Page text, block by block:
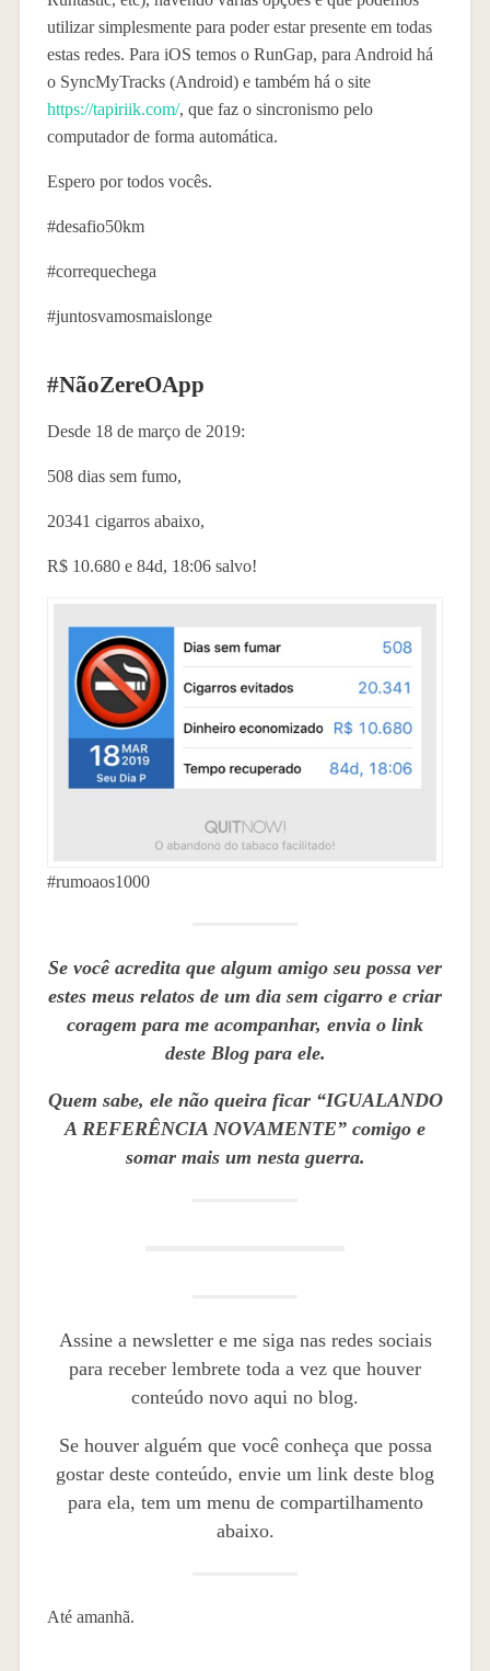
utilizar simplesmente para poder estar presente em todas
estas redes. Para iOS temos o RunGap, para Android há
o SyncMyTracks (Android) e também há o site
https://tapiriik.com/, que faz o sincronismo pelo
computador de forma automática.
Espero por todos vocês.
#desafio50km
#correquechega
#juntosvamosmaislonge
#NãoZereOApp
Desde 18 de março de 2019:
508 dias sem fumo,
20341 cigarros abaixo,
R$ 10.680 e 84d, 18:06 salvo!
#rumoaos1000
Se você acredita que algum amigo seu possa ver
estes meus relatos de um dia sem cigarro e criar
coragem para me acompanhar, envia o link
deste Blog para ele.
Quem sabe, ele não queira ficar “IGUALANDO
A REFERÊNCIA NOVAMENTE” comigo e
somar mais um nesta guerra.
Assine a newsletter e me siga nas redes sociais
para receber lembrete toda a vez que houver
conteúdo novo aqui no blog.
Se houver alguém que você conheça que possa
gostar deste conteúdo, envie um link deste blog
para ela, tem um menu de compartilhamento
abaixo.
Até amanhã.